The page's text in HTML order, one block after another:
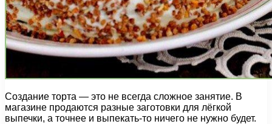
Создание торта — это не всегда сложное занятие. В
магазине продаются разные заготовки для лёгкой
выпечки, а точнее и выпекать-то ничего не нужно будет.